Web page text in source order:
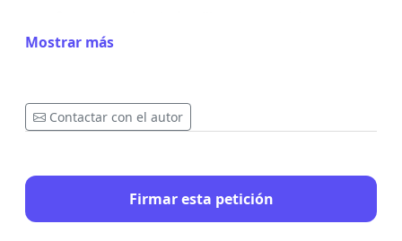
en una situación dedesigualdad respecto al resto
de la ciudadanía, especialmente a personas
del correo postal.
Por todo ello,solicitamos de manera urgente a
Mostrar más
Contactar con el autor
Firmar esta petición